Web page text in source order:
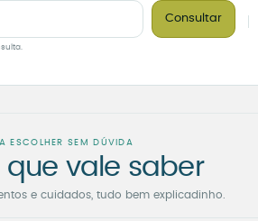
Consultar
ESCOLHER SEM DÚVIDA
que vale saber
e cuidados, tudo bem explicadinho.